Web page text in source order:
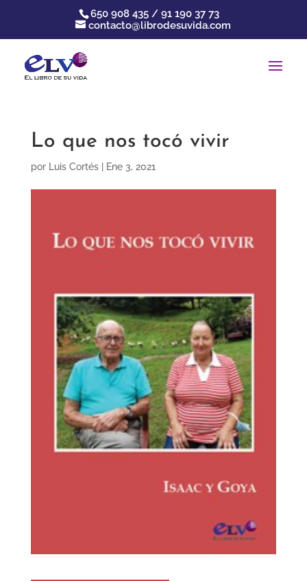
650 908 435 / 91 190 37 73
contacto@librodesuvida.com
Lo que nos tocó vivir
por Luis Cortés| Ene 3, 2021